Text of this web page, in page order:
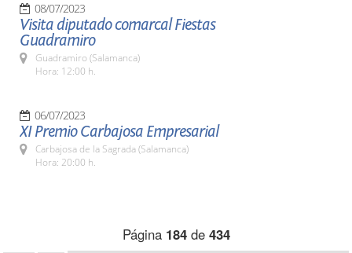
08/07/2023
Visita diputado comarcal Fiestas
Guadramiro
Guadramiro (Salamanca)
Hora: 12:00 h.
06/07/2023
XI Premio Carbajosa Empresarial
Carbajosa de la Sagrada (Salamanca)
Hora: 20:00 h.
Página 184de 434